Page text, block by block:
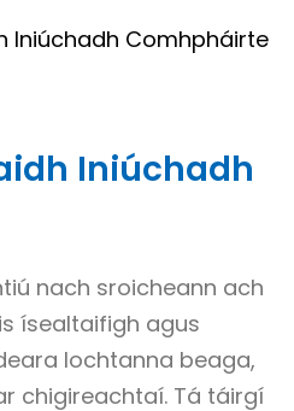
Iniúchadh Comhpháirte
Iniúchadh
nach sroicheann ach
ísealtaifigh agus
lochtanna beaga,
chigireachtaí. Tá táirgí